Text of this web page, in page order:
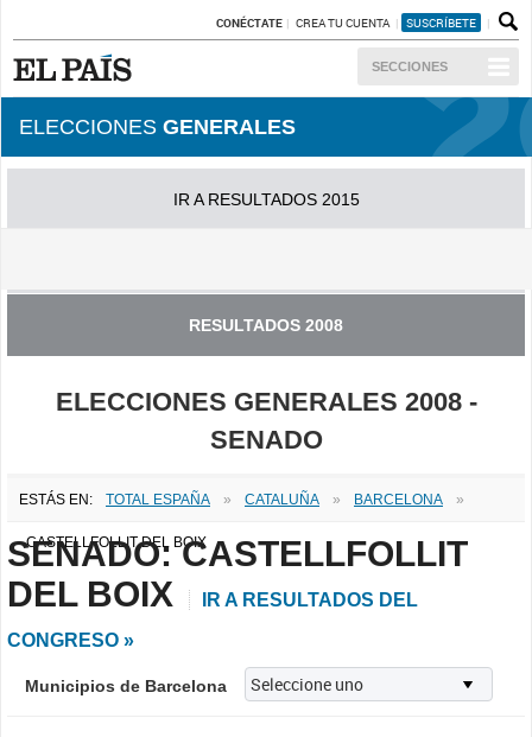
CONÉCTATE CREA TU CUENTA SUSCRÍBETE
SECCIONES
ELECCIONES GENERALES
IR A RESULTADOS 2015
RESULTADOS 2008
ELECCIONES GENERALES 2008 -
SENADO
ESTÁS EN: TOTAL ESPAÑA » CATALUÑA » BARCELONA »
CASTELLFOLLIT DEL BOIX
SENADO: CASTELLFOLLIT
DEL BOIX
IR A RESULTADOS DEL
CONGRESO »
Municipios de Barcelona